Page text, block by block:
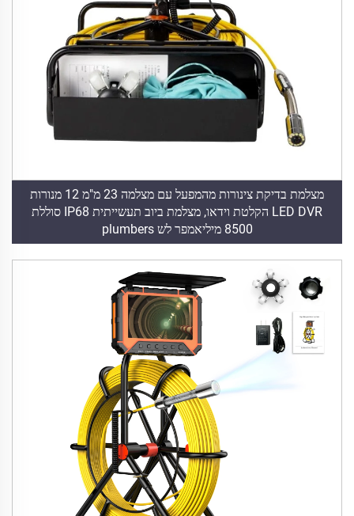
מצלמת בדיקת צינורות מהמפעל עם מצלמה 23 מ"מ 12 מנורות
LED DVR הקלטת וידאו, מצלמת ביוב תעשייתית IP68 סוללת
8500 מיליאמפר לש plumbers